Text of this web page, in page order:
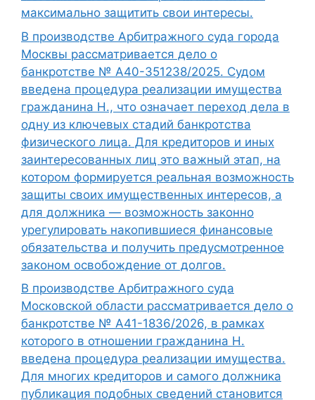
максимально защитить свои интересы.
В производстве Арбитражного суда города
Москвы рассматривается дело о
банкротстве № А40-351238/2025. Судом
введена процедура реализации имущества
гражданина Н., что означает переход дела в
одну из ключевых стадий банкротства
физического лица. Для кредиторов и иных
заинтересованных лиц это важный этап, на
котором формируется реальная возможность
защиты своих имущественных интересов, а
для должника — возможность законно
урегулировать накопившиеся финансовые
обязательства и получить предусмотренное
законом освобождение от долгов.
В производстве Арбитражного суда
Московской области рассматривается дело о
банкротстве № А41-1836/2026, в рамках
которого в отношении гражданина Н.
введена процедура реализации имущества.
Для многих кредиторов и самого должника
публикация подобных сведений становится